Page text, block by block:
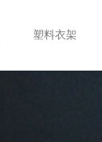
塑料衣架